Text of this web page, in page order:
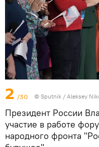
2 /30 © Sputnik / Aleksey
Президент России
участие в работе
народного фронта